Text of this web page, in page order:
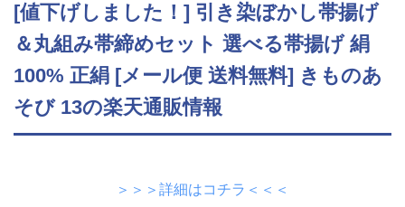
[値下げしました！] 引き染ぼかし帯揚げ
＆丸組み帯締めセット 選べる帯揚げ 絹
100% 正絹 [メール便 送料無料] きものあ
そび 13の楽天通販情報
＞＞＞詳細はコチラ＜＜＜